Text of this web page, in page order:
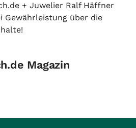
+ Juwelier Ralf Häffner
Gewährleistung über die
Magazin